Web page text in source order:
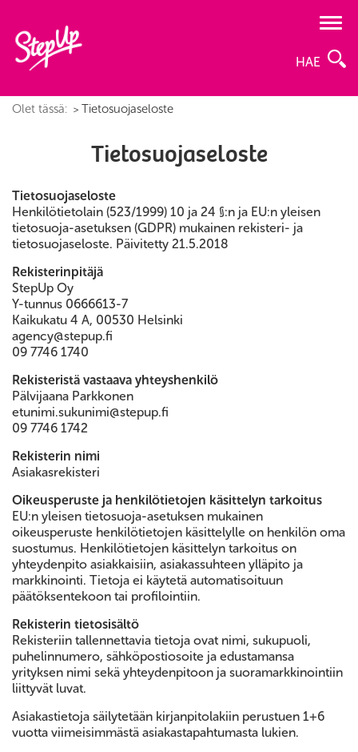
HAE
Olet tässä: Tietosuojaseloste
Tietosuojaseloste
Tietosuojaseloste
Henkilötietolain (523/1999) 10 ja 24 §:n ja EU:n yleisen
tietosuoja-asetuksen (GDPR) mukainen rekisteri- ja
tietosuojaseloste. Päivitetty 21.5.2018
Rekisterinpitäjä
StepUp Oy
Y-tunnus 0666613-7
Kaikukatu 4 A, 00530 Helsinki
agency@stepup.fi
09 7746 1740
Rekisteristä vastaava yhteyshenkilö
Pälvijaana Parkkonen
etunimi.sukunimi@stepup.fi
09 7746 1742
Rekisterin nimi
Asiakasrekisteri
Oikeusperuste ja henkilötietojen käsittelyn tarkoitus
EU:n yleisen tietosuoja-asetuksen mukainen
oikeusperuste henkilötietojen käsittelylle on henkilön oma
suostumus. Henkilötietojen käsittelyn tarkoitus on
yhteydenpito asiakkaisiin, asiakassuhteen ylläpito ja
markkinointi. Tietoja ei käytetä automatisoituun
päätöksentekoon tai profilointiin.
Rekisterin tietosisältö
Rekisteriin tallennettavia tietoja ovat nimi, sukupuoli,
puhelinnumero, sähköpostiosoite ja edustamansa
yrityksen nimi sekä yhteydenpitoon ja suoramarkkinointiin
liittyvät luvat.
Asiakastietoja säilytetään kirjanpitolakiin perustuen 1+6
vuotta viimeisimmästä asiakastapahtumasta lukien.